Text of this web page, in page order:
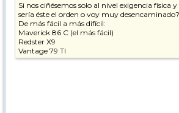
Si nos ciñésemos solo al nivel exigencia física
sería éste el orden o voy muy desencaminado?
De más fácil a más difícil:
Maverick 86 C (el más fácil)
Redster X9
Vantage 79 TI
Redster G7